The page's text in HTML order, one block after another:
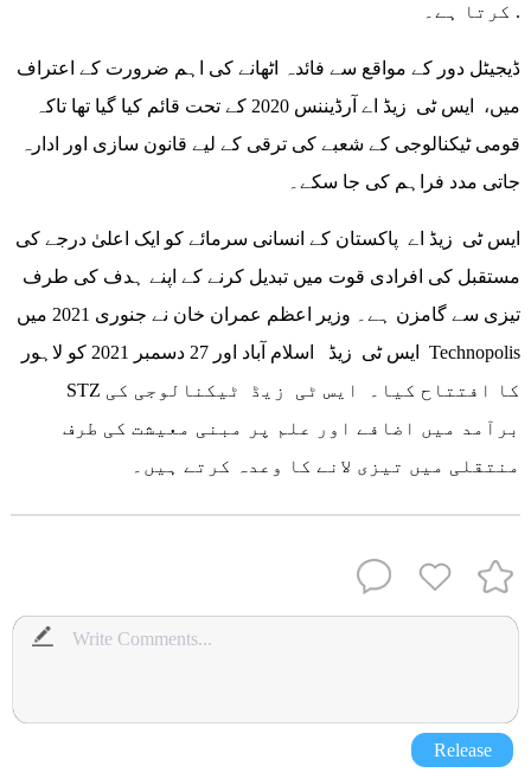
کرتا ہے۔ .
ڈیجیٹل دور کے مواقع سے فائدہ اٹھانے کی اہم ضرورت کے اعتراف
میں، ایس ٹی زیڈ اے آرڈیننس 2020 کے تحت قائم کیا گیا تھا تاکہ
قومی ٹیکنالوجی کے شعبے کی ترقی کے لیے قانون سازی اور ادارہ
جاتی مدد فراہم کی جا سکے۔
ایس ٹی زیڈ اے پاکستان کے انسانی سرمائے کو ایک اعلیٰ درجے کی
مستقبل کی افرادی قوت میں تبدیل کرنے کے اپنے ہدف کی طرف
تیزی سے گامزن ہے۔ وزیر اعظم عمران خان نے جنوری 2021 میں
ایس ٹی زیڈ اسلام آباد اور 27 دسمبر 2021 کو لاہور Technopolis
STZ کا افتتاح کیا۔ ایس ٹی زیڈ ٹیکنالوجی کی
برآمد میں اضافے اور علم پر مبنی معیشت کی طرف
منتقلی میں تیزی لانے کا وعدہ کرتے ہیں۔
Release